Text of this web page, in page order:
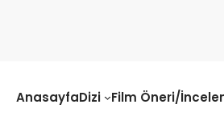
AnasayfaDizi Film Öneri/